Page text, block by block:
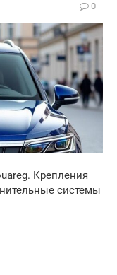
0
Крепления
системы